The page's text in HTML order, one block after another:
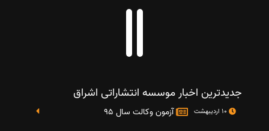
جدیدترین اخبار موسسه انتشاراتی اشراق
آزمون وکالت سال 95